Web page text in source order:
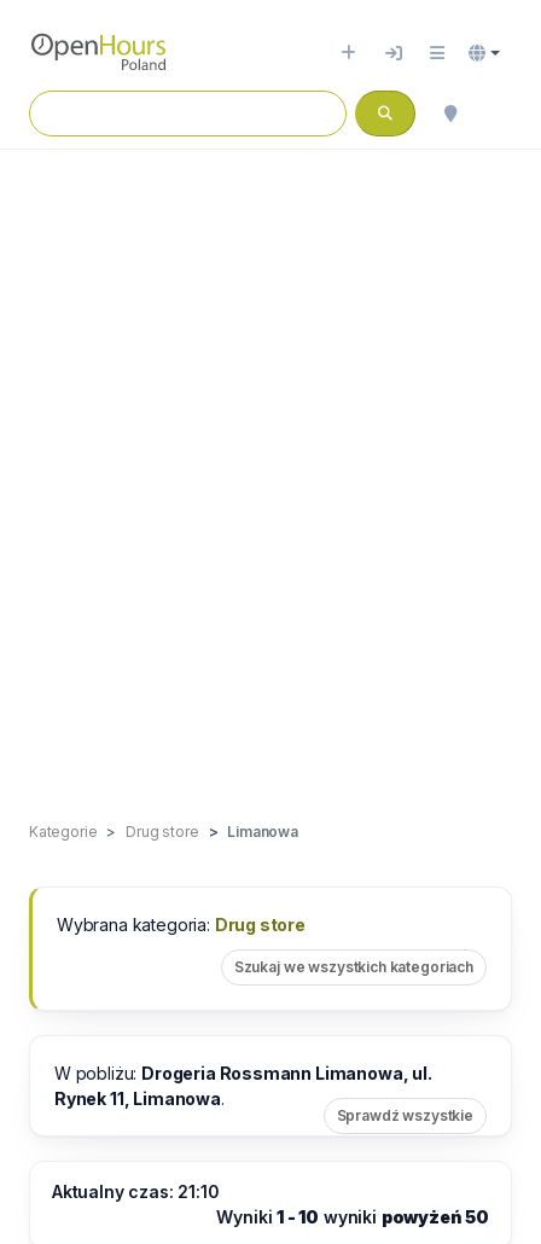
Kategorie Drug store Limanowa
Wybrana kategoria: Drug store
Szukaj we wszystkich kategoriach
W pobliżu: Drogeria Rossmann Limanowa, ul.
Rynek 11, Limanowa.
Sprawdź wszystkie
Aktualny czas: 21:10
Wyniki1 - 10 wyniki powyżeń 50